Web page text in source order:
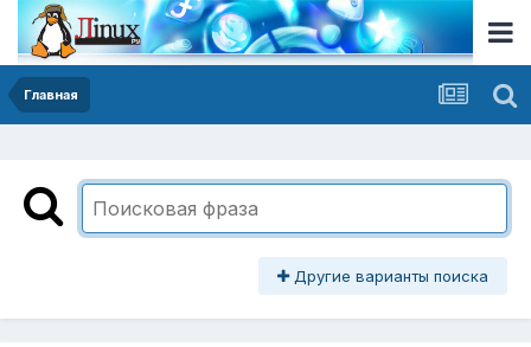
Главная
Другие варианты поиска